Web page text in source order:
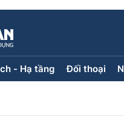
- Hạ tầng Đối thoại
Hạ tầng